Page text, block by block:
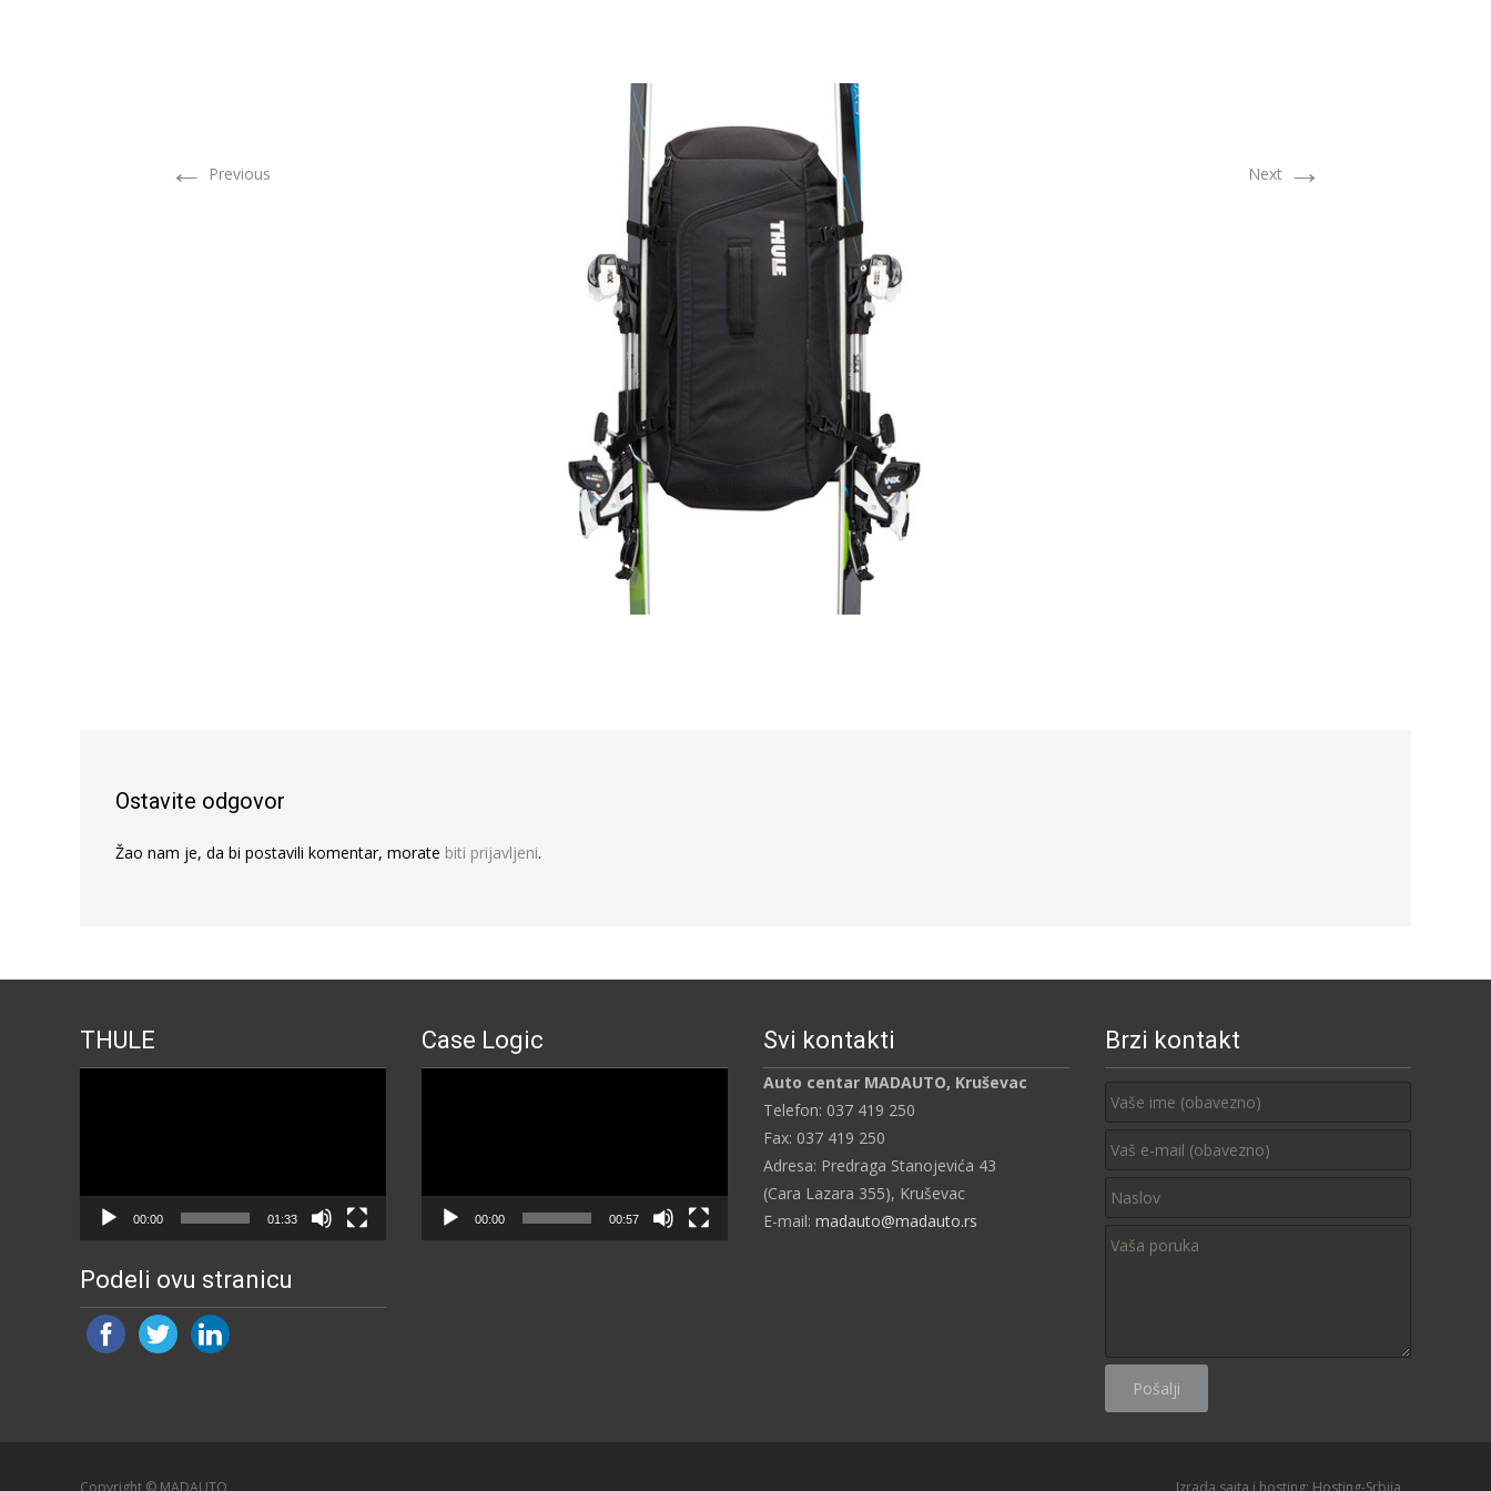
← Previous Next →
Ostavite odgovor
Žao nam je, da bi postavili komentar, morate biti prijavljeni.
THULE
00:00 01:33
Case Logic
00:00 00:57
Svi kontakti
Auto centar MADAUTO, Kruševac
Telefon: 037 419 250
Fax: 037 419 250
Adresa: Predraga Stanojevića 43
(Cara Lazara 355), Kruševac
E-mail: madauto@madauto.rs
Brzi kontakt
Podeli ovu stranicu
Copyright © MADAUTO Izrada sajta i hosting: Hosting-Srbija